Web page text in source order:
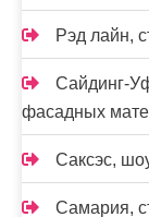
Рэд лайн,
Сайдинг-
фасадных
Саксэс,
Самария,